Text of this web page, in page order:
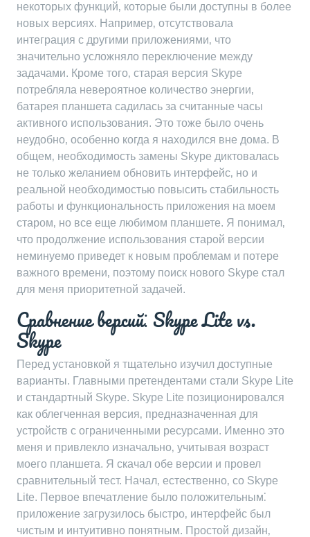
некоторых функций‚ которые были доступны в более
новых версиях. Например‚ отсутствовала
интеграция с другими приложениями‚ что
значительно усложняло переключение между
задачами. Кроме того‚ старая версия Skype
потребляла невероятное количество энергии‚
батарея планшета садилась за считанные часы
активного использования. Это тоже было очень
неудобно‚ особенно когда я находился вне дома. В
общем‚ необходимость замены Skype диктовалась
не только желанием обновить интерфейс‚ но и
реальной необходимостью повысить стабильность
работы и функциональность приложения на моем
старом‚ но все еще любимом планшете. Я понимал‚
что продолжение использования старой версии
неминуемо приведет к новым проблемам и потере
важного времени‚ поэтому поиск нового Skype стал
для меня приоритетной задачей.
Сравнение версий⁚ Skype Lite vs.
Skype
Перед установкой я тщательно изучил доступные
варианты. Главными претендентами стали Skype Lite
и стандартный Skype. Skype Lite позиционировался
как облегченная версия‚ предназначенная для
устройств с ограниченными ресурсами. Именно это
меня и привлекло изначально‚ учитывая возраст
моего планшета. Я скачал обе версии и провел
сравнительный тест. Начал‚ естественно‚ со Skype
Lite. Первое впечатление было положительным⁚
приложение загрузилось быстро‚ интерфейс был
чистым и интуитивно понятным. Простой дизайн‚